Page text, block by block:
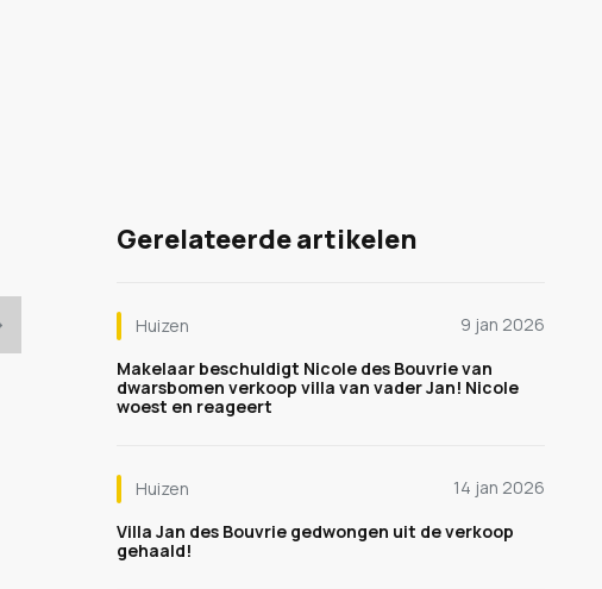
Gerelateerde artikelen
Huizen
9 jan 2026
Makelaar beschuldigt Nicole des Bouvrie van
dwarsbomen verkoop villa van vader Jan! Nicole
woest en reageert
Huizen
14 jan 2026
Villa Jan des Bouvrie gedwongen uit de verkoop
gehaald!